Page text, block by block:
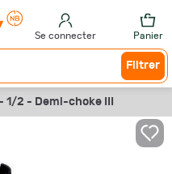
Se connecter Panier
Filtrer
1/2 - Demi-choke III